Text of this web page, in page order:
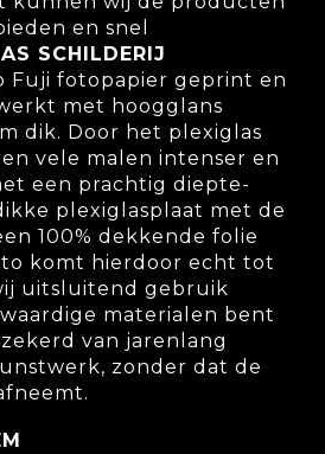
en snel
SCHILDERIJ
Fuji fotopapier geprint en
met hoogglans
dik. Door het plexiglas
vele malen intenser en
een prachtig diepte-
plexiglasplaat met de
100% dekkende folie
komt hierdoor echt tot
uitsluitend gebruik
materialen bent
van jarenlang
zonder dat de